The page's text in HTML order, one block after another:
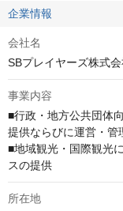
企業情報
会社名
SBプレイヤーズ株式会
事業内容
■行政・地方公共団体
提供ならびに運営・管
■地域観光・国際観光
スの提供
所在地